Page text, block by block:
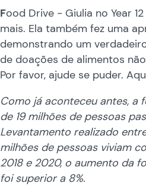
Food Drive - Giulia no Year
mais. Ela também fez uma
demonstrando um
de doações de alimentos
Por favor, ajude se puder.
Como já aconteceu antes, a
de 19 milhões de pessoas
Levantamento realizado
milhões de pessoas viviam
2018 e 2020, o aumento da
foi superior a 8%.